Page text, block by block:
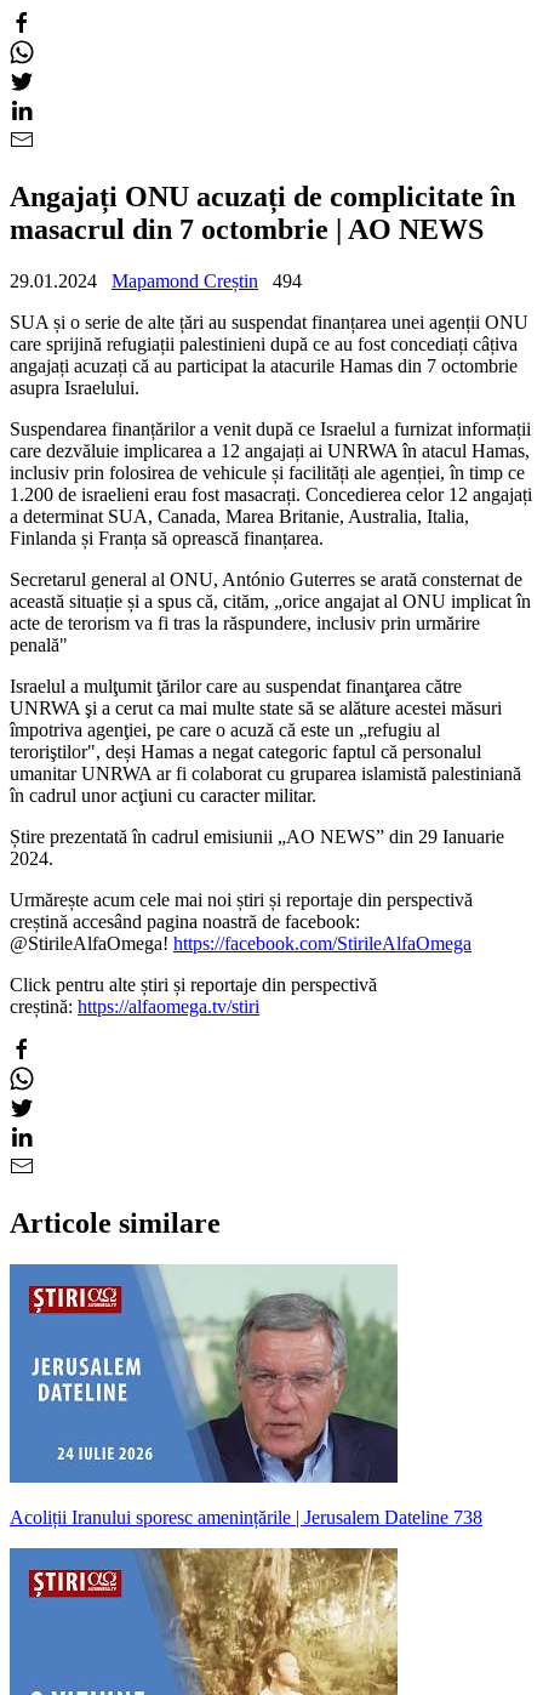
Angajați ONU acuzați de complicitate în
masacrul din 7 octombrie | AO NEWS
29.01.2024 Mapamond Creștin
494
SUA și o serie de alte țări au suspendat finanțarea unei agenții ONU
care sprijină refugiații palestinieni după ce au fost concediați câțiva
angajați acuzați că au participat la atacurile Hamas din 7 octombrie
asupra Israelului.
Suspendarea finanțărilor a venit după ce Israelul a furnizat informații
care dezvăluie implicarea a 12 angajați ai UNRWA în atacul Hamas,
inclusiv prin folosirea de vehicule și facilități ale agenției, în timp ce
1.200 de israelieni erau fost masacrați. Concedierea celor 12 angajați
a determinat SUA, Canada, Marea Britanie, Australia, Italia,
Finlanda și Franța să oprească finanțarea.
Secretarul general al ONU, António Guterres se arată consternat de
această situație și a spus că, cităm, „orice angajat al ONU implicat în
acte de terorism va fi tras la răspundere, inclusiv prin urmărire
penală"
Israelul a mulţumit ţărilor care au suspendat finanţarea către
UNRWA şi a cerut ca mai multe state să se alăture acestei măsuri
împotriva agenţiei, pe care o acuză că este un „refugiu al
teroriştilor", deși Hamas a negat categoric faptul că personalul
umanitar UNRWA ar fi colaborat cu gruparea islamistă palestiniană
în cadrul unor acţiuni cu caracter militar.
Știre prezentată în cadrul emisiunii „AO NEWS” din 29 Ianuarie
2024.
Urmărește acum cele mai noi știri și reportaje din perspectivă
creștină accesând pagina noastră de facebook:
@StirileAlfaOmega! https://facebook.com/StirileAlfaOmega
Click pentru alte știri și reportaje din perspectivă
creștină: https://alfaomega.tv/stiri
Articole similare
Acoliții Iranului sporesc amenințările | Jerusalem Dateline 738